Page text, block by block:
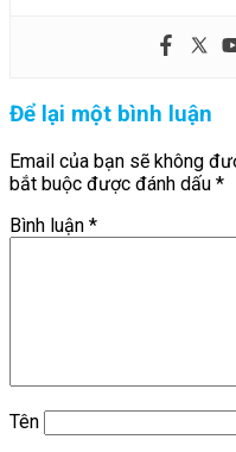
Để lại một bình luận
Email của bạn sẽ không
bắt buộc được đánh dấu *
Bình luận *
Tên